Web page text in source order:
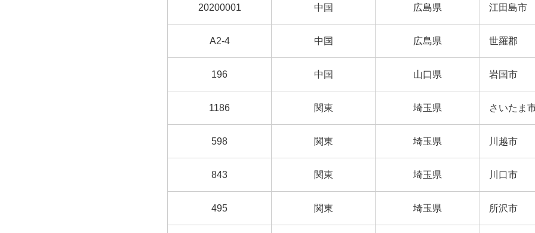
20200001 中国 広島県 江田島市
A2-4 中国 広島県 世羅郡
196 中国 山口県 岩国市
1186 関東 埼玉県 さいたま
598 関東 埼玉県 川越市
843 関東 埼玉県 川口市
495 関東 埼玉県 所沢市